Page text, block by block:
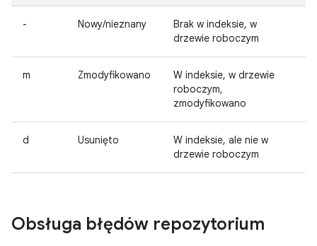
- Nowy/nieznany
Brak w indeksie, w
drzewie roboczym
m Zmodyfikowano
W indeksie, w drzewie
roboczym,
zmodyfikowano
d Usunięto
W indeksie, ale nie w
drzewie roboczym
Obsługa błędów repozytorium